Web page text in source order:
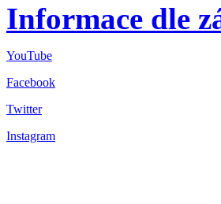
Informace dle
YouTube
Facebook
Twitter
Instagram